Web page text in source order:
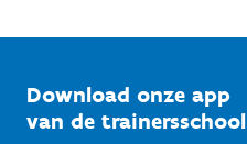
Bedrijven
Vlaamse Trainersschool
Kennisplatform
Downloads
Download onze app
van de trainersschool